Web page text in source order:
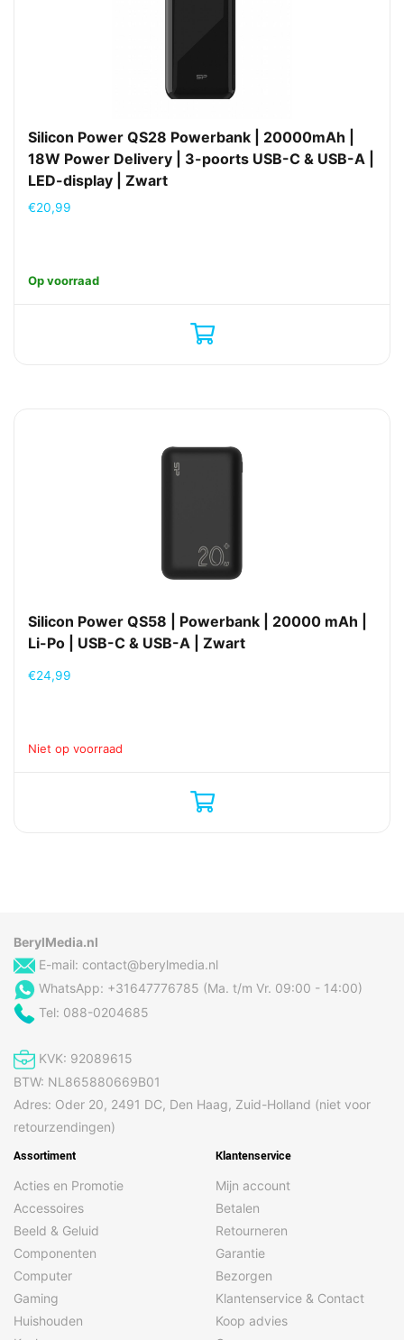
Silicon Power QS28 Powerbank | 20000mAh |
18W Power Delivery | 3-poorts USB-C & USB-A |
LED-display | Zwart
€20,99
Op voorraad
Silicon Power QS58 | Powerbank | 20000 mAh |
Li-Po | USB-C & USB-A | Zwart
€24,99
Niet op voorraad
BerylMedia.nl
E-mail: contact@berylmedia.nl
WhatsApp: +31647776785 (Ma. t/m Vr. 09:00 - 14:00)
Tel: 088-0204685
KVK: 92089615
BTW: NL865880669B01
Adres: Oder 20, 2491 DC, Den Haag, Zuid-Holland (niet voor
retourzendingen)
Assortiment
Acties en Promotie
Accessoires
Beeld & Geluid
Componenten
Computer
Gaming
Huishouden
Klantenservice
Mijn account
Betalen
Retourneren
Garantie
Bezorgen
Klantenservice & Contact
Koop advies